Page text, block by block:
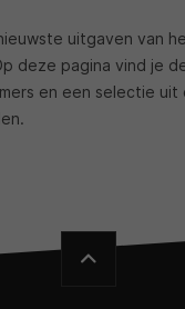
uitgaven van
deze pagina vind je
en een selectie uit